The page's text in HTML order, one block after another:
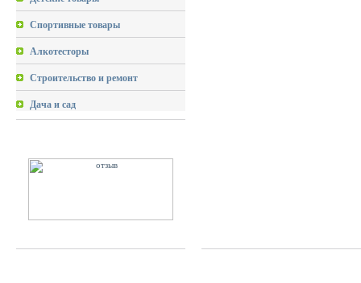
Спортивные товары
Алкотесторы
Строительство и ремонт
Дача и сад